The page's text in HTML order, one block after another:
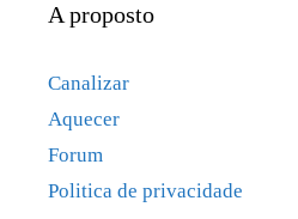
A proposto
Canalizar
Aquecer
Forum
Politica de privacidade